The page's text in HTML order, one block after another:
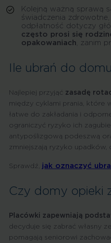
Kolejną ważną sprawą
świadczenia
odpłatność dotyczy
często prosi się
opakowaniach , zanim
Ile ubrań do
Najlepiej przyjąć zasadę
między cyklami prania, które
łatwe do zakładania i
ograniczyć ryzyko ich
antypoślizgową podeszwą
zmniejszają ryzyko
Sprawdź, jak oznaczyć
Czy domy opieki
Placówki zapewniają
decyduje się zabrać własny
pomagają seniorowi